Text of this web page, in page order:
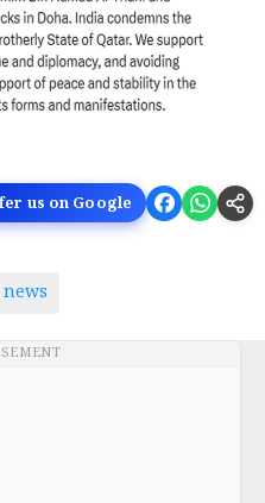
us on Google